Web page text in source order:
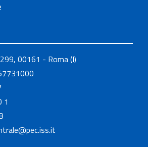
00161 - Roma (I)
1